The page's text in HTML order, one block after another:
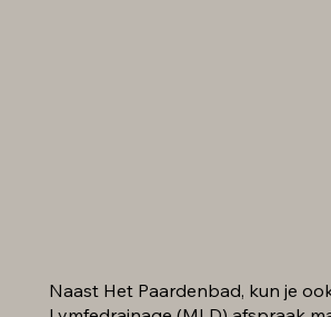
Naast Het Paardenbad, kun je